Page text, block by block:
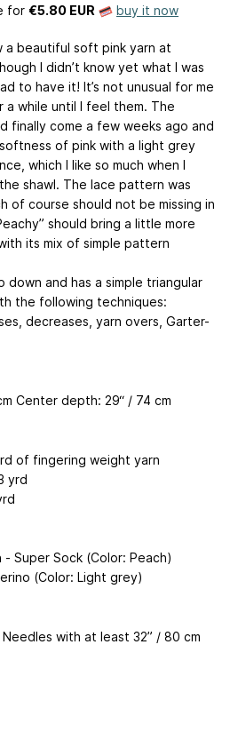
for €5.80 EUR buy it now
a beautiful soft pink yarn at
I didn’t know yet what I was
to have it! It’s not unusual for me
a while until I feel them. The
finally come a few weeks ago and
of pink with a light grey
which I like so much when I
shawl. The lace pattern was
of course should not be missing in
should bring a little more
its mix of simple pattern
down and has a simple triangular
the following techniques:
decreases, yarn overs, Garter-
Center depth: 29“ / 74 cm
of fingering weight yarn
yrd
- Super Sock (Color: Peach)
(Color: Light grey)
Needles with at least 32” / 80 cm